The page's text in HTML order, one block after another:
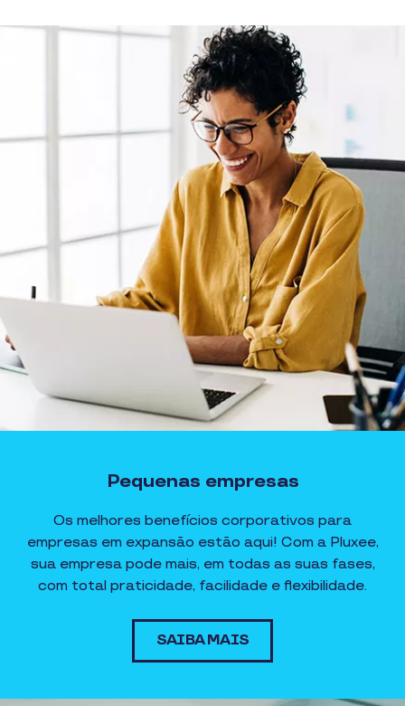
Pequenas empresas
Os melhores benefícios corporativos para
empresas em expansão estão aqui! Com a Pluxee,
sua empresa pode mais, em todas as suas fases,
com total praticidade, facilidade e flexibilidade.
SAIBA MAIS